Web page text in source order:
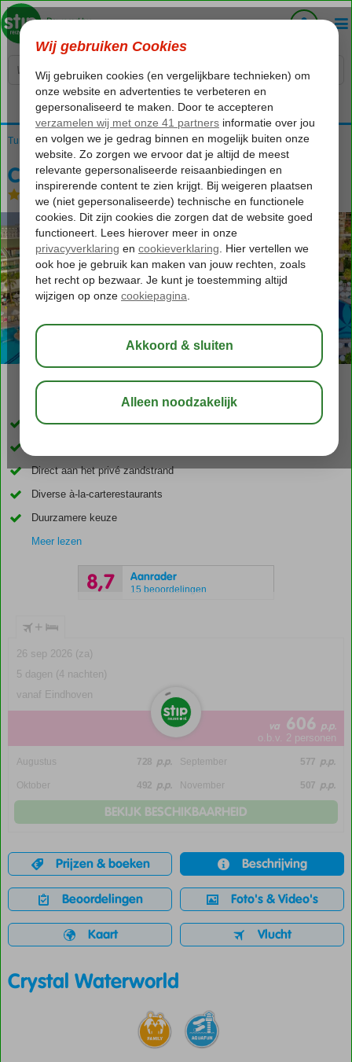
Voelt als thuiskomen...
Turkije Turkse Riviera Belek Crystal Waterworld
Crystal Waterworld
Ultra All Inclusive - Hotel
aug 33°C
2 Aquaparken waarvan 1 voor kinderen
Direct aan het privé zandstrand
Diverse à-la-carterestaurants
Duurzamere keuze
Meer lezen
8,7 Aanrader
15 beoordelingen
+
26 sep 2026 (za)
5 dagen (4 nachten)
vanaf Eindhoven
va 606 p.p.
o.b.v. 2 personen
Augustus 728 p.p. September 577 p.p.
Oktober 492 p.p. November 507 p.p.
BEKIJK BESCHIKBAARHEID
Prijzen & boeken Beschrijving
Beoordelingen Foto's & Video's
Kaart Vlucht
Crystal Waterworld